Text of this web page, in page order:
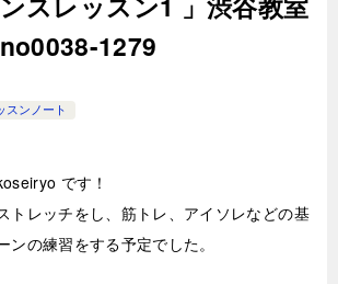
1279
スンノート
です！
トレッチをし、筋トレ、アイソレなどの基
ンの練習をする予定でした。